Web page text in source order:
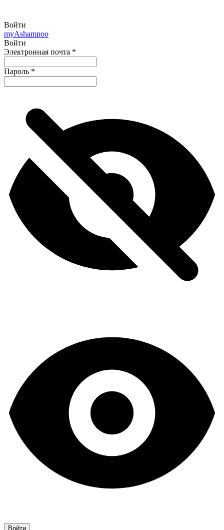
Войти
myAshampoo
Войти
Электронная почта *
Пароль *
Войти